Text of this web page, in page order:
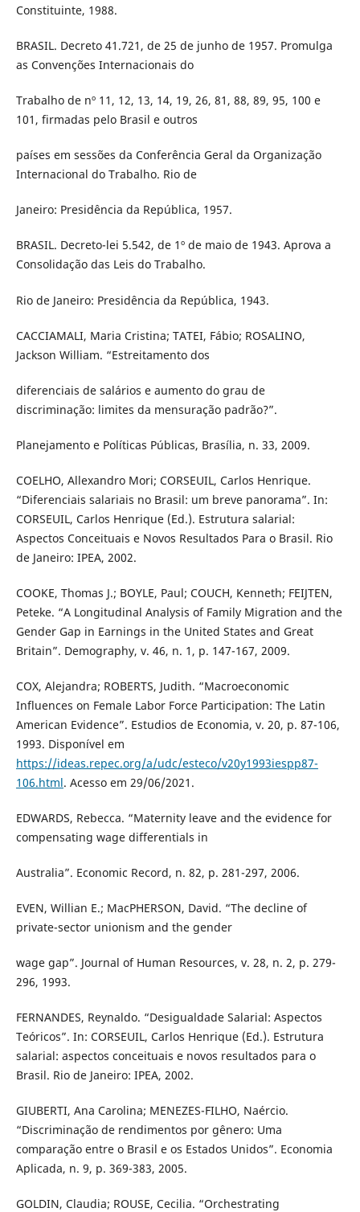
Constituinte, 1988.
BRASIL. Decreto 41.721, de 25 de junho de 1957. Promulga
as Convenções Internacionais do
Trabalho de nº 11, 12, 13, 14, 19, 26, 81, 88, 89, 95, 100 e
101, firmadas pelo Brasil e outros
países em sessões da Conferência Geral da Organização
Internacional do Trabalho. Rio de
Janeiro: Presidência da República, 1957.
BRASIL. Decreto-lei 5.542, de 1º de maio de 1943. Aprova a
Consolidação das Leis do Trabalho.
Rio de Janeiro: Presidência da República, 1943.
CACCIAMALI, Maria Cristina; TATEI, Fábio; ROSALINO,
Jackson William. “Estreitamento dos
diferenciais de salários e aumento do grau de
discriminação: limites da mensuração padrão?”.
Planejamento e Políticas Públicas, Brasília, n. 33, 2009.
COELHO, Allexandro Mori; CORSEUIL, Carlos Henrique.
“Diferenciais salariais no Brasil: um breve panorama”. In:
CORSEUIL, Carlos Henrique (Ed.). Estrutura salarial:
Aspectos Conceituais e Novos Resultados Para o Brasil. Rio
de Janeiro: IPEA, 2002.
COOKE, Thomas J.; BOYLE, Paul; COUCH, Kenneth; FEIJTEN,
Peteke. “A Longitudinal Analysis of Family Migration and the
Gender Gap in Earnings in the United States and Great
Britain”. Demography, v. 46, n. 1, p. 147-167, 2009.
COX, Alejandra; ROBERTS, Judith. “Macroeconomic
Influences on Female Labor Force Participation: The Latin
American Evidence”. Estudios de Economia, v. 20, p. 87-106,
1993. Disponível em
https://ideas.repec.org/a/udc/esteco/v20y1993iespp87-
106.html. Acesso em 29/06/2021.
EDWARDS, Rebecca. “Maternity leave and the evidence for
compensating wage differentials in
Australia”. Economic Record, n. 82, p. 281-297, 2006.
EVEN, Willian E.; MacPHERSON, David. “The decline of
private-sector unionism and the gender
wage gap”. Journal of Human Resources, v. 28, n. 2, p. 279-
296, 1993.
FERNANDES, Reynaldo. “Desigualdade Salarial: Aspectos
Teóricos”. In: CORSEUIL, Carlos Henrique (Ed.). Estrutura
salarial: aspectos conceituais e novos resultados para o
Brasil. Rio de Janeiro: IPEA, 2002.
GIUBERTI, Ana Carolina; MENEZES-FILHO, Naércio.
“Discriminação de rendimentos por gênero: Uma
comparação entre o Brasil e os Estados Unidos”. Economia
Aplicada, n. 9, p. 369-383, 2005.
GOLDIN, Claudia; ROUSE, Cecilia. “Orchestrating